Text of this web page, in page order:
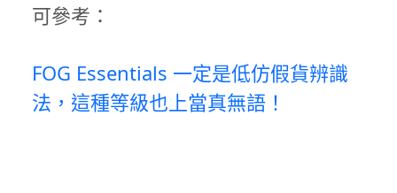
可參考：
FOG Essentials 一定是低仿假貨辨識
法，這種等級也上當真無語！